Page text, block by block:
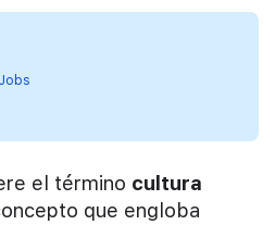
el término cultura
que engloba